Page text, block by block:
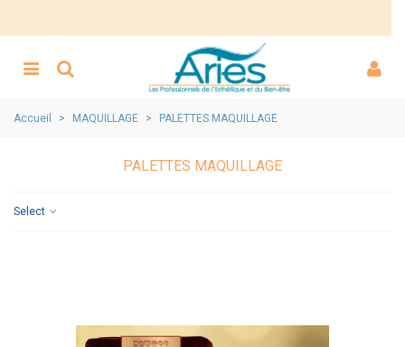
Accueil > MAQUILLAGE > PALETTES MAQUILLAGE
PALETTES MAQUILLAGE
Select